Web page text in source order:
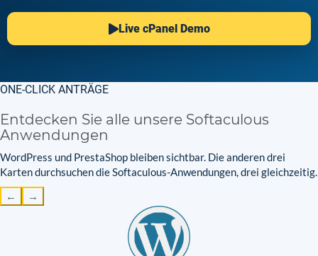
Live cPanel Demo
ONE-CLICK ANTRÄGE
Entdecken Sie alle unsere Softaculous
Anwendungen
WordPress und PrestaShop bleiben sichtbar. Die anderen drei
Karten durchsuchen die Softaculous-Anwendungen, drei gleichzeitig.
← →